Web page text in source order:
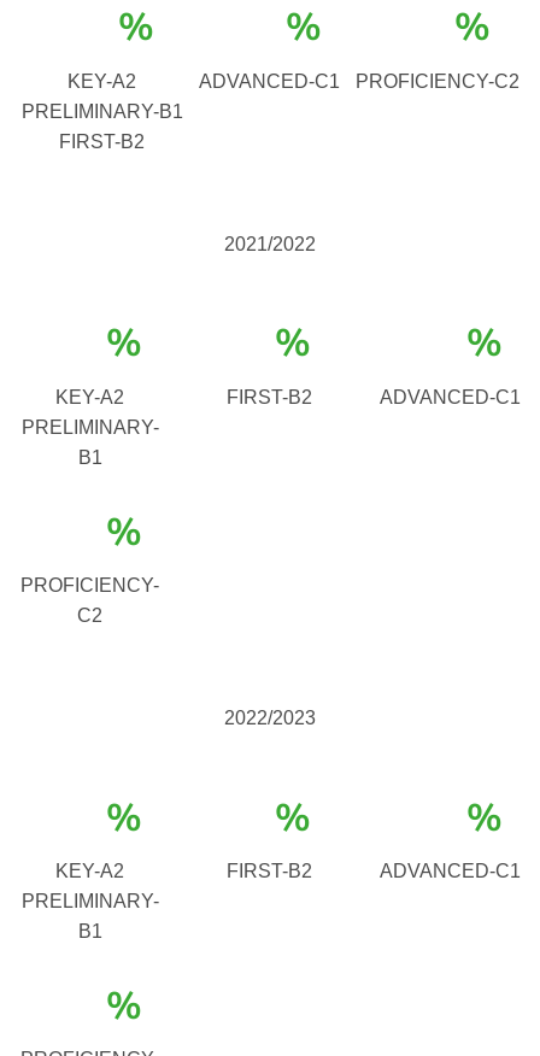
%
KEY-A2
PRELIMINARY-B1
FIRST-B2
%
ADVANCED-C1
%
PROFICIENCY-C2
2021/2022
%
KEY-A2
PRELIMINARY-
B1
%
FIRST-B2
%
ADVANCED-C1
%
PROFICIENCY-
C2
2022/2023
%
KEY-A2
PRELIMINARY-
B1
%
FIRST-B2
%
ADVANCED-C1
%